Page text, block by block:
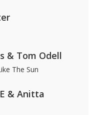
& Tom Odell
The Sun
& Anitta